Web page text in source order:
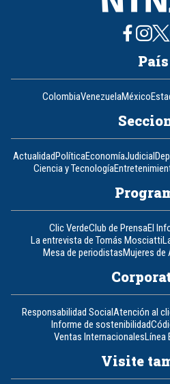
País
ColombiaVenezuelaMéxico
ActualidadPolíticaEconomíaJudicial
Ciencia y Tecnología
Clic VerdeClub de PrensaEl
La entrevista de Tomás Mosciatti
Mesa de periodistasMujeres de
Responsabilidad SocialAtención al
Informe de sostenibilidad
Ventas InternacionalesLínea
Visite